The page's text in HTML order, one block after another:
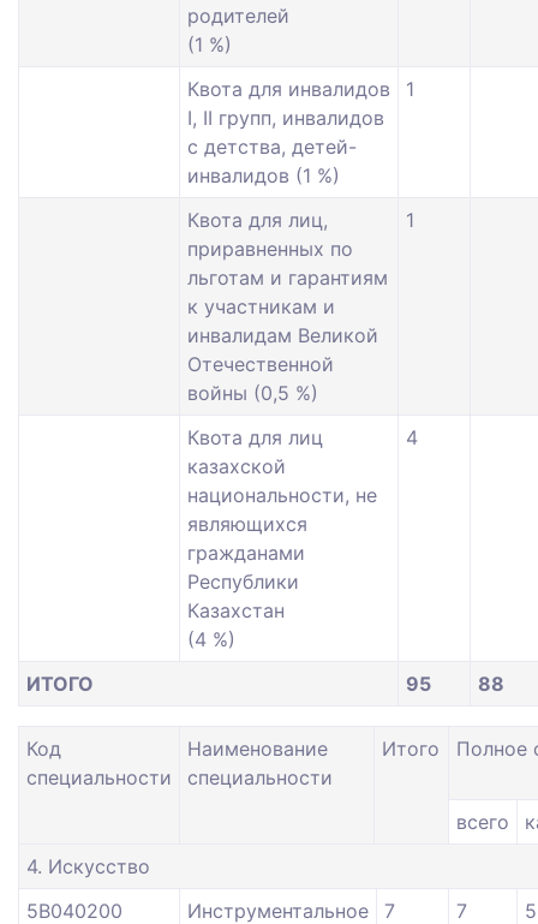
родителей
(1 %)
Квота для инвалидов
I, II групп, инвалидов
с детства, детей-
инвалидов (1 %)
1
Квота для лиц,
приравненных по
льготам и гарантиям
к участникам и
инвалидам Великой
Отечественной
войны (0,5 %)
1
Квота для лиц
казахской
национальности, не
являющихся
гражданами
Республики
Казахстан
(4 %)
4
ИТОГО 95 88
Код
специальности
Наименование
специальности
Итого Полное
всего
4. Искусство
5В040200
Инструментальное
7 7 5